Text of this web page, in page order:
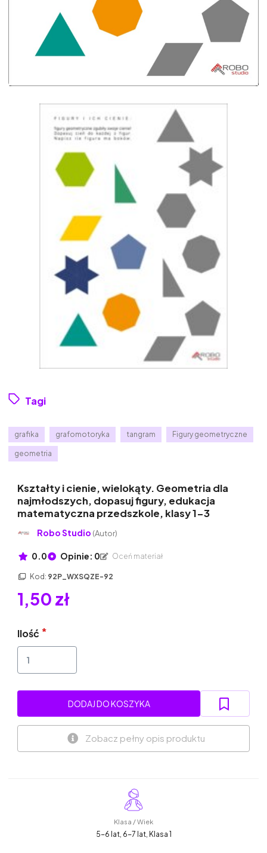
Tagi
grafika grafomotoryka tangram Figury geometryczne
geometria
Kształty i cienie, wielokąty. Geometria dla
najmłodszych, dopasuj figury, edukacja
matematyczna przedszkole, klasy 1-3
Robo Studio (Autor)
0.0 Opinie: 0 Oceń materiał
Kod: 92P_WXSQZE-92
1,50 zł
Ilość
DODAJ DO KOSZYKA
Zobacz pełny opis produktu
Klasa / Wiek
5-6 lat, 6-7 lat, Klasa 1